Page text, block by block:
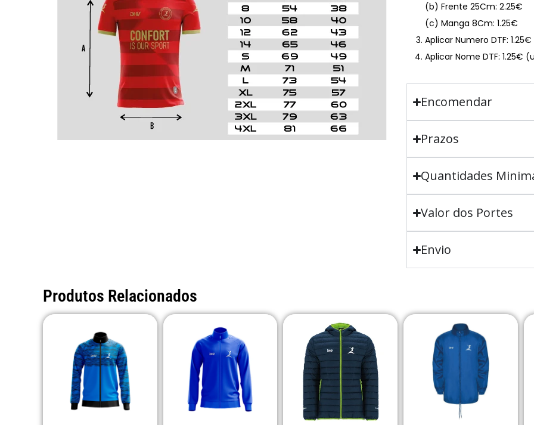
(b) Frente 25Cm: 2.25€
(c) Manga 8Cm: 1.25€
Aplicar Numero DTF:
Aplicar Nome DTF: 1.25€
Encomendar
Prazos
Quantidades
Valor dos Portes
Envio
Produtos Relacionados